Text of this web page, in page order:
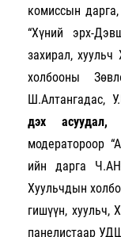
комиссын
“Хүний эрх-
захирал,
холбооны
Ш.Алтангадас,
дэх асуудал,
модератороор
ийн дарга
Хуульчдын
гишүүн, хуульч,
панелистаар